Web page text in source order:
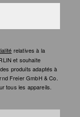
relatives à la
et souhaite
produits adaptés à
Freier GmbH & Co.
tous les appareils.